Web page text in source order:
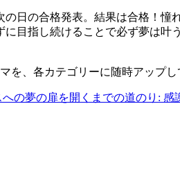
の日の合格発表。結果は合格！
目指し続けることで必ず夢は叶
を、各カテゴリーに随時アップし
への夢の扉を開くまでの道のり: 感